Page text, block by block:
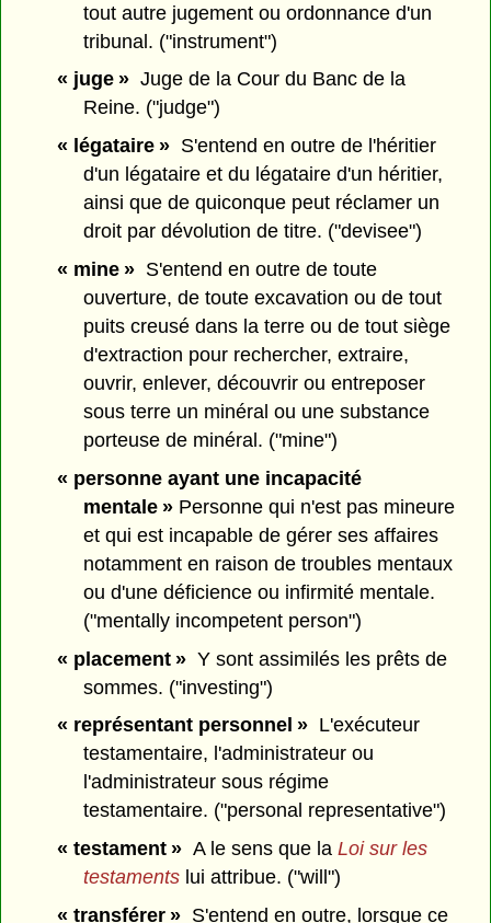
tout autre jugement ou ordonnance d'un
tribunal. ("instrument")
« juge »Juge de la Cour du Banc de la
Reine. ("judge")
« légataire »S'entend en outre de l'héritier
d'un légataire et du légataire d'un héritier,
ainsi que de quiconque peut réclamer un
droit par dévolution de titre. ("devisee")
« mine »S'entend en outre de toute
ouverture, de toute excavation ou de tout
puits creusé dans la terre ou de tout siège
d'extraction pour rechercher, extraire,
ouvrir, enlever, découvrir ou entreposer
sous terre un minéral ou une substance
porteuse de minéral. ("mine")
« personne ayant une incapacité
mentale » Personne qui n'est pas mineure
et qui est incapable de gérer ses affaires
notamment en raison de troubles mentaux
ou d'une déficience ou infirmité mentale.
("mentally incompetent person")
« placement »Y sont assimilés les prêts de
sommes. ("investing")
« représentant personnel »L'exécuteur
testamentaire, l'administrateur ou
l'administrateur sous régime
testamentaire. ("personal representative")
« testament »A le sens que la Loi sur les
testaments lui attribue. ("will")
« transférer »S'entend en outre, lorsque ce